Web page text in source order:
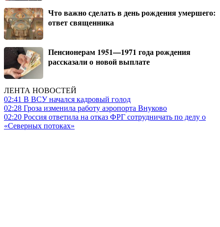
Что важно сделать в день рождения умершего:
ответ священника
Пенсионерам 1951—1971 года рождения
рассказали о новой выплате
ЛЕНТА НОВОСТЕЙ
02:41 В ВСУ начался кадровый голод
02:28 Гроза изменила работу аэропорта Внуково
02:20 Россия ответила на отказ ФРГ сотрудничать по делу о
«Северных потоках»